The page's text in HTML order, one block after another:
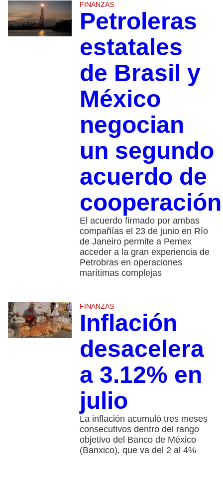
FINANZAS
Petroleras
estatales
de Brasil y
México
negocian
un segundo
acuerdo de
cooperación
El acuerdo firmado por ambas
compañías el 23 de junio en Río
de Janeiro permite a Pemex
acceder a la gran experiencia de
Petrobras en operaciones
marítimas complejas
FINANZAS
Inflación
desacelera
a 3.12% en
julio
La inflación acumuló tres meses
consecutivos dentro del rango
objetivo del Banco de México
(Banxico), que va del 2 al 4%